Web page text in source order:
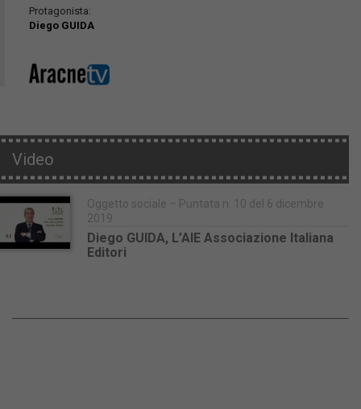
Protagonista:
Diego GUIDA
Video
Oggetto sociale – Puntata n. 10 del 6 dicembre
2019
Diego GUIDA, L’AIE Associazione Italiana
Editori